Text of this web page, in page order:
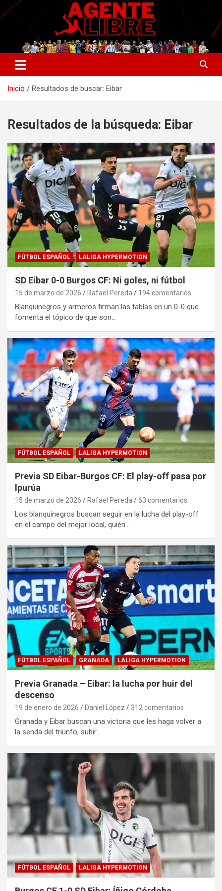
Saltar
al
Agente Libre Digital
La nueva generación del periodismo deportivo.
Inicio Resultados de buscar: Eibar
Resultados de la búsqueda: Eibar
FÚTBOL ESPAÑOL LALIGA HYPERMOTION
SD Eibar 0-0 Burgos CF: Ni goles, ni fútbol
15 de marzo de 2026 Rafael Pereda 194 comentarios
Blanquinegros y armeros firman las tablas en un 0-0 que
fomenta el tópico de que son…
FÚTBOL ESPAÑOL LALIGA HYPERMOTION
Previa SD Eibar-Burgos CF: El play-off pasa por
Ipurúa
15 de marzo de 2026 Rafael Pereda 63 comentarios
Los blanquinegros buscan seguir en la lucha del play-off
en el campo del mejor local, quién…
FÚTBOL ESPAÑOL GRANADA LALIGA HYPERMOTION
Previa Granada – Eibar: la lucha por huir del
descenso
19 de enero de 2026 Daniel López 312 comentarios
Granada y Eibar buscan una victoria que les haga volver a
la senda del triunfo, subir…
FÚTBOL ESPAÑOL LALIGA HYPERMOTION